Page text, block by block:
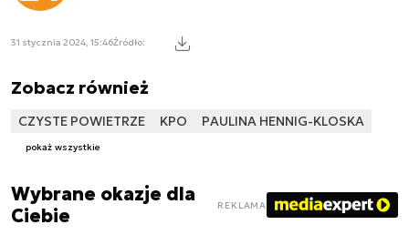
31 stycznia 2024, 15:46Źródło:
Zobacz również
CZYSTE POWIETRZE KPO PAULINA HENNIG-KLOSKA
pokaż wszystkie
Wybrane okazje dla
Ciebie
REKLAMA